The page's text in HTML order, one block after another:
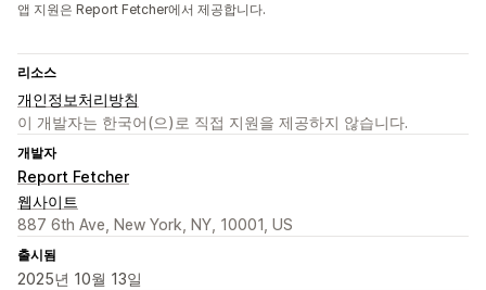
앱 지원은 Report Fetcher에서 제공합니다.
리소스
개인정보처리방침
이 개발자는 한국어(으)로 직접 지원을 제공하지 않습니다.
개발자
Report Fetcher
웹사이트
887 6th Ave, New York, NY, 10001, US
출시됨
2025년 10월 13일